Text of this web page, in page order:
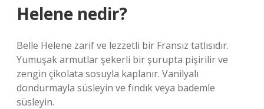
Helene nedir?
Belle Helene zarif ve lezzetli bir Fransız tatlısıdır.
Yumuşak armutlar şekerli bir şurupta pişirilir ve
zengin çikolata sosuyla kaplanır. Vanilyalı
dondurmayla süsleyin ve fındık veya bademle
süsleyin.